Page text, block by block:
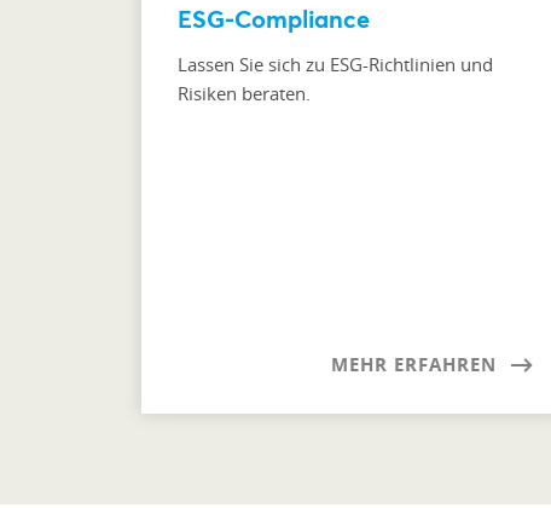
ESG-Compliance
Lassen Sie sich zu ESG-Richtlinien und
Risiken beraten.
MEHR ERFAHREN